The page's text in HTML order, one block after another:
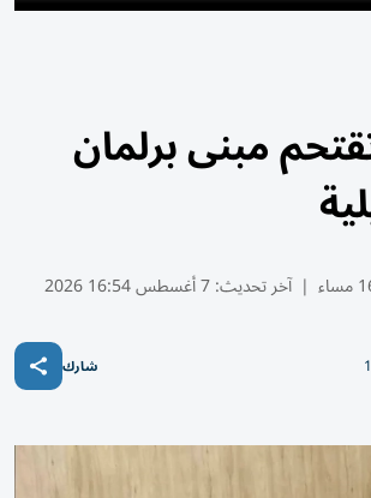
مبنى برلمان
| آخر تحديث:7 أغسطس 16:54 2026
شارك